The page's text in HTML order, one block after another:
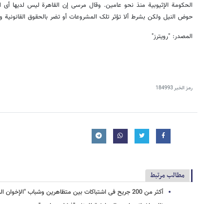
الحکومة الإثیوبیة منذ نحو عامین. وقال مرسی إن القاهرة لیس لدیها
حوض النیل ولکن بشرط ألا تؤثر تلک المشروعات أو تضر بالحقوق القانونیة
المصدر: "رویترز"
رمز الخبر184993
مطالب مرتبط
أکثر من 200 جریح فی اشتباکات بین متظاهرین وشباب "الإخوان المسلمین" بالقاهرة